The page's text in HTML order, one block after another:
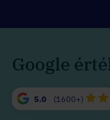
Google
5.0 (1600+)